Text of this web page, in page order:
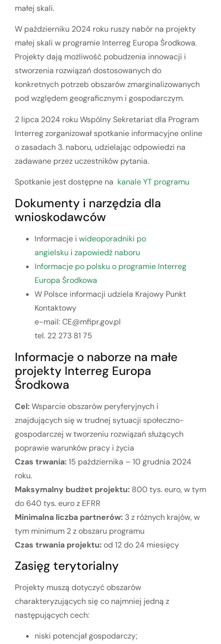
małej skali.
W październiku 2024 roku ruszy nabór na projekty
małej skali w programie Interreg Europa Środkowa.
Projekty dają możliwość pobudzenia innowacji i
stworzenia rozwiązań dostosowanych do
konkretnych potrzeb obszarów zmarginalizowanych
pod względem geograficznym i gospodarczym.
2 lipca 2024 roku Wspólny Sekretariat dla Program
Interreg zorganizował spotkanie informacyjne online
o zasadach 3. naboru, udzielając odpowiedzi na
zadawane przez uczestników pytania.
Spotkanie jest dostępne na kanale YT programu
Dokumenty i narzędzia dla
wnioskodawców
Informacje i wideoporadniki po
angielsku i zapowiedź naboru
Informacje po polsku o programie Interreg
Europa Środkowa
W Polsce informacji udziela Krajowy Punkt
Kontaktowy
e-mail: CE@mfipr.gov.pl
tel. 22 273 81 75
Informacje o naborze na małe
projekty Interreg Europa
Środkowa
Cel:Wsparcie obszarów peryferyjnych i
znajdujących się w trudnej sytuacji społeczno-
gospodarczej w tworzeniu rozwiązań służących
poprawie warunków pracy i życia
Czas trwania:15 października – 10 grudnia 2024
roku.
Maksymalny budżet projektu: 800 tys. euro, w tym
do 640 tys. euro z EFRR
Minimalna liczba partnerów: 3 z różnych krajów, w
tym minimum 2 z obszaru programu
Czas trwania projektu:od 12 do 24 miesięcy
Zasięg terytorialny
Projekty muszą dotyczyć obszarów
charakteryzujących się co najmniej jedną z
następujących cech:
niski potencjał gospodarczy;